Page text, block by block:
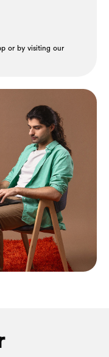
or by visiting our